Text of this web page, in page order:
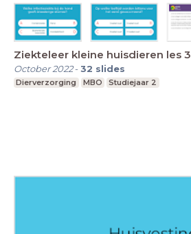
Ziekteleer kleine huisdieren les 3
October 2022-32 slides
Dierverzorging MBO Studiejaar 2